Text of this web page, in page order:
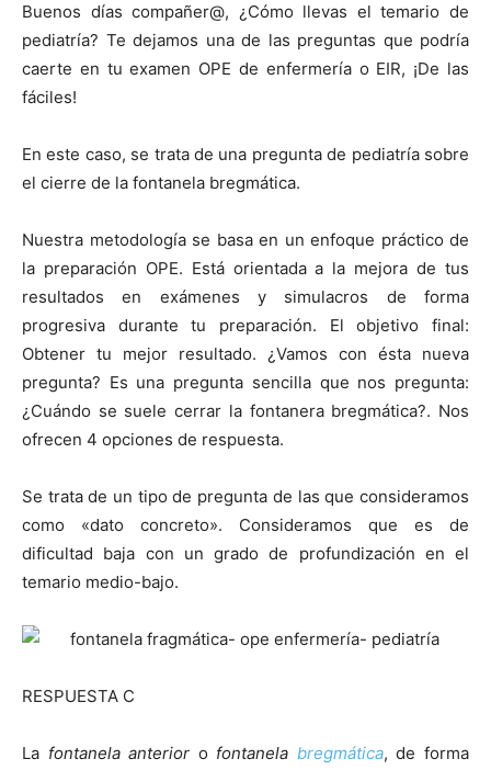
Buenos días compañer@, ¿Cómo llevas el temario de
pediatría? Te dejamos una de las preguntas que podría
caerte en tu examen OPE de enfermería o EIR, ¡De las
fáciles!
En este caso, se trata de una pregunta de pediatría sobre
el cierre de la fontanela bregmática.
Nuestra metodología se basa en un enfoque práctico de
la preparación OPE. Está orientada a la mejora de tus
resultados en exámenes y simulacros de forma
progresiva durante tu preparación. El objetivo final:
Obtener tu mejor resultado. ¿Vamos con ésta nueva
pregunta? Es una pregunta sencilla que nos pregunta:
¿Cuándo se suele cerrar la fontanera bregmática?. Nos
ofrecen 4 opciones de respuesta.
Se trata de un tipo de pregunta de las que consideramos
como «dato concreto». Consideramos que es de
dificultad baja con un grado de profundización en el
temario medio-bajo.
RESPUESTA C
La fontanela anterior o fontanela bregmática, de forma